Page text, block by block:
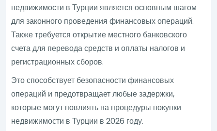
недвижимости в Турции является основным шагом
для законного проведения финансовых операций.
Также требуется открытие местного банковского
счета для перевода средств и оплаты налогов и
регистрационных сборов.
Это способствует безопасности финансовых
операций и предотвращает любые задержки,
которые могут повлиять на процедуры покупки
недвижимости в Турции в 2026 году.